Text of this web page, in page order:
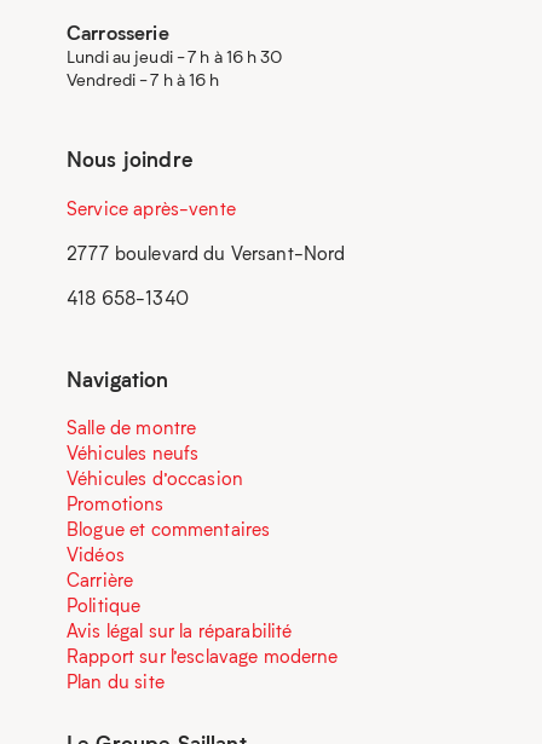
Carrosserie
Lundi au jeudi - 7 h à 16 h 30
Vendredi - 7 h à 16 h
Nous joindre
Service après-vente
2777 boulevard du Versant-Nord
418 658-1340
Navigation
Salle de montre
Véhicules neufs
Véhicules d’occasion
Promotions
Blogue et commentaires
Vidéos
Carrière
Politique
Avis légal sur la réparabilité
Rapport sur l’esclavage moderne
Plan du site